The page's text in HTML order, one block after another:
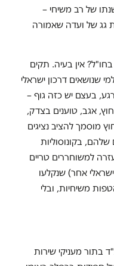
של רב משיחי –
גג של ועדה שאמורה
אין בעיה. תקים
שנושאים דרכון ישראלי
בעצם יש כזה גוף –
אגב, טוענים בצדק,
מוסמך להציב נציגים
בקונוסוליות
למשוחררים טריים
ישראלי אחר) שנקלעו
משיחיות, ובלי
בתור מעניקי שירות